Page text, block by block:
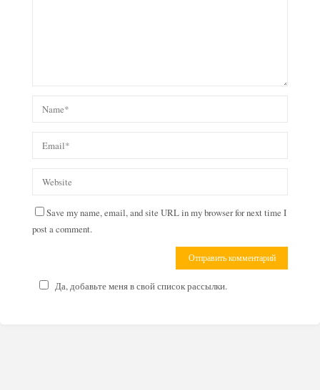
Save my name, email, and site URL in my browser for next time I
post a comment.
Да, добавьте меня в свой список рассылки.